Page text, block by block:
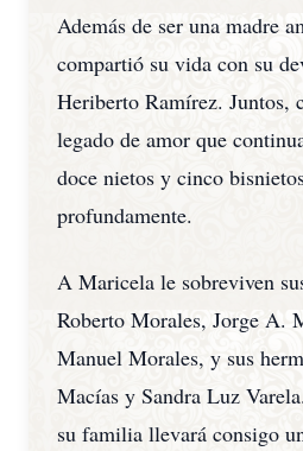
Además de ser una madre
compartió su vida con su
Heriberto Ramírez. Juntos,
legado de amor que
doce nietos y cinco
profundamente.
A Maricela le sobreviven
Roberto Morales, Jorge A.
Manuel Morales, y sus
Macías y Sandra Luz
su familia llevará consigo